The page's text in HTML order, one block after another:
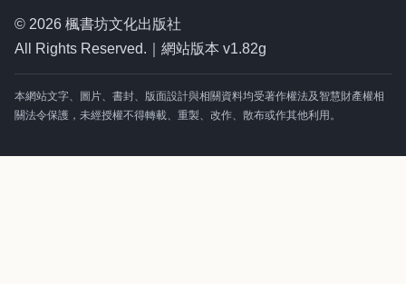
© 2026 楓書坊文化出版社
All Rights Reserved.｜網站版本 v1.82g
本網站文字、圖片、書封、版面設計與相關資料均受著作權法及智慧財產權相
關法令保護，未經授權不得轉載、重製、改作、散布或作其他利用。